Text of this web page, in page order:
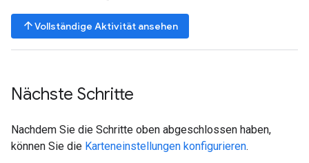
arrow_upwardVollständige Aktivität ansehen
Nächste Schritte
Nachdem Sie die Schritte oben abgeschlossen haben,
können Sie die Karteneinstellungen konfigurieren.